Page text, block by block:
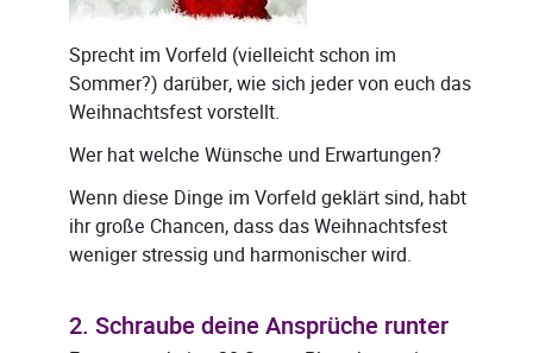
Sprecht im Vorfeld (vielleicht schon im
Sommer?) darüber, wie sich jeder von euch das
Weihnachtsfest vorstellt.
Wer hat welche Wünsche und Erwartungen?
Wenn diese Dinge im Vorfeld geklärt sind, habt
ihr große Chancen, dass das Weihnachtsfest
weniger stressig und harmonischer wird.
2. Schraube deine Ansprüche runter